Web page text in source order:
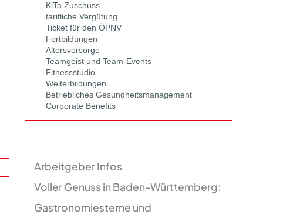
KiTa Zuschuss
tarifliche Vergütung
Ticket für den ÖPNV
Fortbildungen
Altersvorsorge
Teamgeist und Team-Events
Fitnessstudio
Weiterbildungen
Betriebliches Gesundheitsmanagement
Corporate Benefits
Arbeitgeber Infos
Voller Genuss in Baden-Württemberg:
Gastronomiesterne und